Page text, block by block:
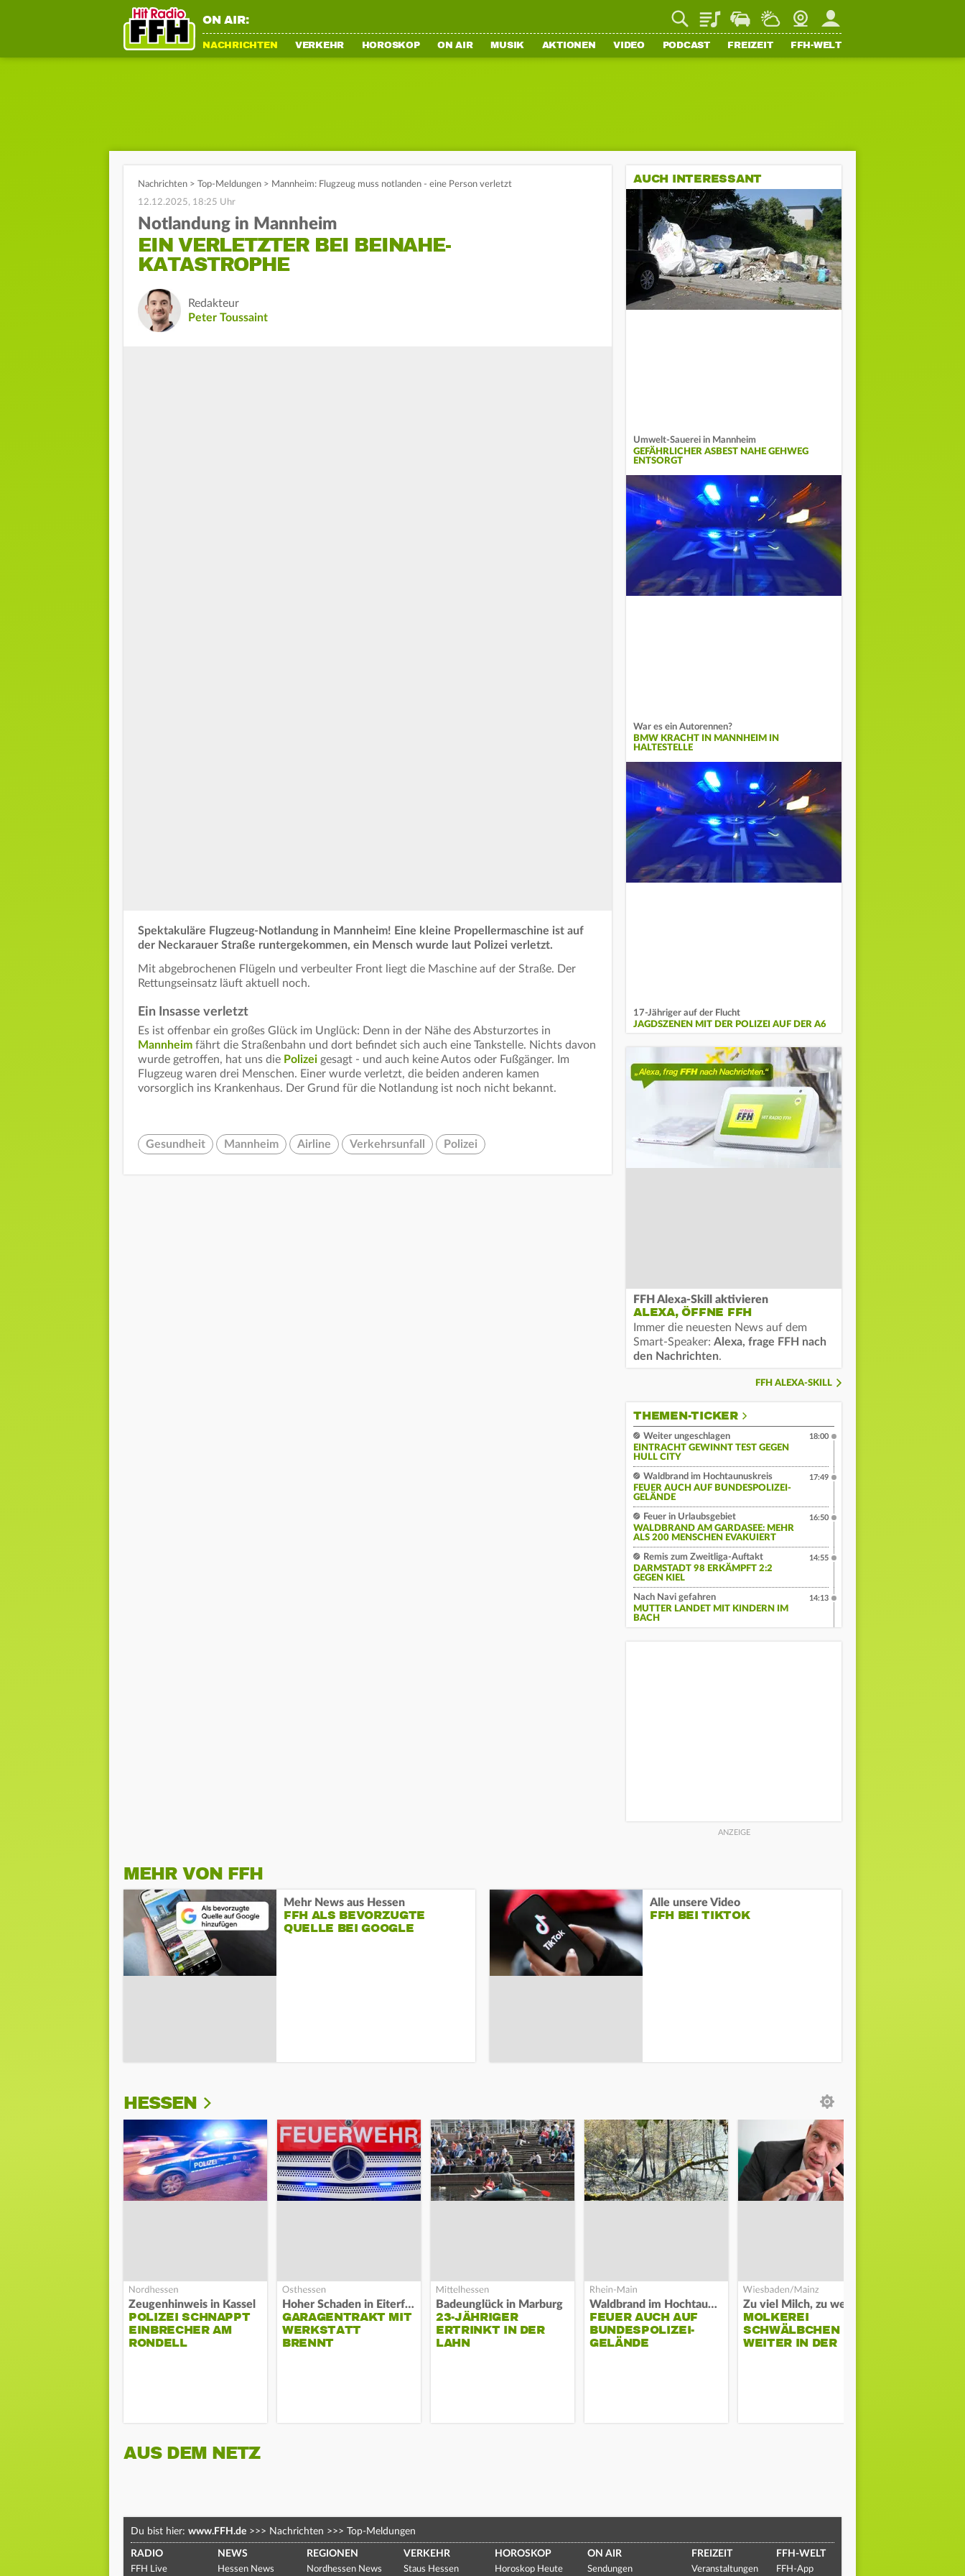
ON AIR: PlaylistStaupilotWetterWebcamMein FFH
NACHRICHTEN VERKEHR HOROSKOP ON AIR MUSIK AKTIONEN VIDEO PODCAST FREIZEIT FFH-WELT
Nachrichten > Top-Meldungen > Mannheim: Flugzeug muss notlanden - eine Person verletzt
12.12.2025, 18:25 Uhr
Notlandung in Mannheim
EIN VERLETZTER BEI BEINAHE-
KATASTROPHE
Redakteur
Peter Toussaint
Spektakuläre Flugzeug-Notlandung in Mannheim! Eine kleine Propellermaschine ist auf
der Neckarauer Straße runtergekommen, ein Mensch wurde laut Polizei verletzt.
Mit abgebrochenen Flügeln und verbeulter Front liegt die Maschine auf der Straße. Der
Rettungseinsatz läuft aktuell noch.
Ein Insasse verletzt
Es ist offenbar ein großes Glück im Unglück: Denn in der Nähe des Absturzortes in
Mannheim fährt die Straßenbahn und dort befindet sich auch eine Tankstelle. Nichts davon
wurde getroffen, hat uns die Polizei gesagt - und auch keine Autos oder Fußgänger. Im
Flugzeug waren drei Menschen. Einer wurde verletzt, die beiden anderen kamen
vorsorglich ins Krankenhaus. Der Grund für die Notlandung ist noch nicht bekannt.
Gesundheit Mannheim Airline Verkehrsunfall Polizei
AUCH INTERESSANT
Umwelt-Sauerei in Mannheim
GEFÄHRLICHER ASBEST NAHE GEHWEG
ENTSORGT
War es ein Autorennen?
BMW KRACHT IN MANNHEIM IN
HALTESTELLE
17-Jähriger auf der Flucht
JAGDSZENEN MIT DER POLIZEI AUF DER A6
FFH Alexa-Skill aktivieren
ALEXA, ÖFFNE FFH
Immer die neuesten News auf dem
Smart-Speaker: Alexa, frage FFH nach
den Nachrichten.
FFH ALEXA-SKILL
THEMEN-TICKER
Weiter ungeschlagen
EINTRACHT GEWINNT TEST GEGEN
HULL CITY
18:00
Waldbrand im Hochtaunuskreis
FEUER AUCH AUF BUNDESPOLIZEI-
GELÄNDE
17:49
Feuer in Urlaubsgebiet
WALDBRAND AM GARDASEE: MEHR
ALS 200 MENSCHEN EVAKUIERT
16:50
Remis zum Zweitliga-Auftakt
DARMSTADT 98 ERKÄMPFT 2:2
GEGEN KIEL
14:55
Nach Navi gefahren
MUTTER LANDET MIT KINDERN IM
BACH
14:13
MEHR VON FFH
Mehr News aus Hessen
FFH ALS BEVORZUGTE
QUELLE BEI GOOGLE
Alle unsere Video
FFH BEI TIKTOK
HESSEN
Zeugenhinweis in Kassel
POLIZEI SCHNAPPT
EINBRECHER AM
RONDELL
Hoher Schaden in Eiterfeld
GARAGENTRAKT MIT
WERKSTATT
BRENNT
Badeunglück in Marburg
23-JÄHRIGER
ERTRINKT IN DER
LAHN
Waldbrand im Hochtaunuskreis
FEUER AUCH AUF
BUNDESPOLIZEI-
GELÄNDE
MOLKEREI
SCHWÄLBCHEN
WEITER IN DER
AUS DEM NETZ
Du bist hier: www.FFH.de >>> Nachrichten >>> Top-Meldungen
RADIO
FFH Live
NEWS
Hessen News
REGIONEN
Nordhessen News
VERKEHR
Staus Hessen
HOROSKOP
Horoskop Heute
ON AIR
Sendungen
FREIZEIT
Veranstaltungen
FFH-WELT
FFH-App